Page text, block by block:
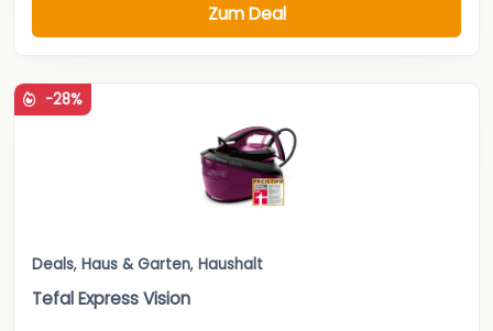
Zum Deal
-28%
Deals, Haus & Garten, Haushalt
Tefal Express Vision